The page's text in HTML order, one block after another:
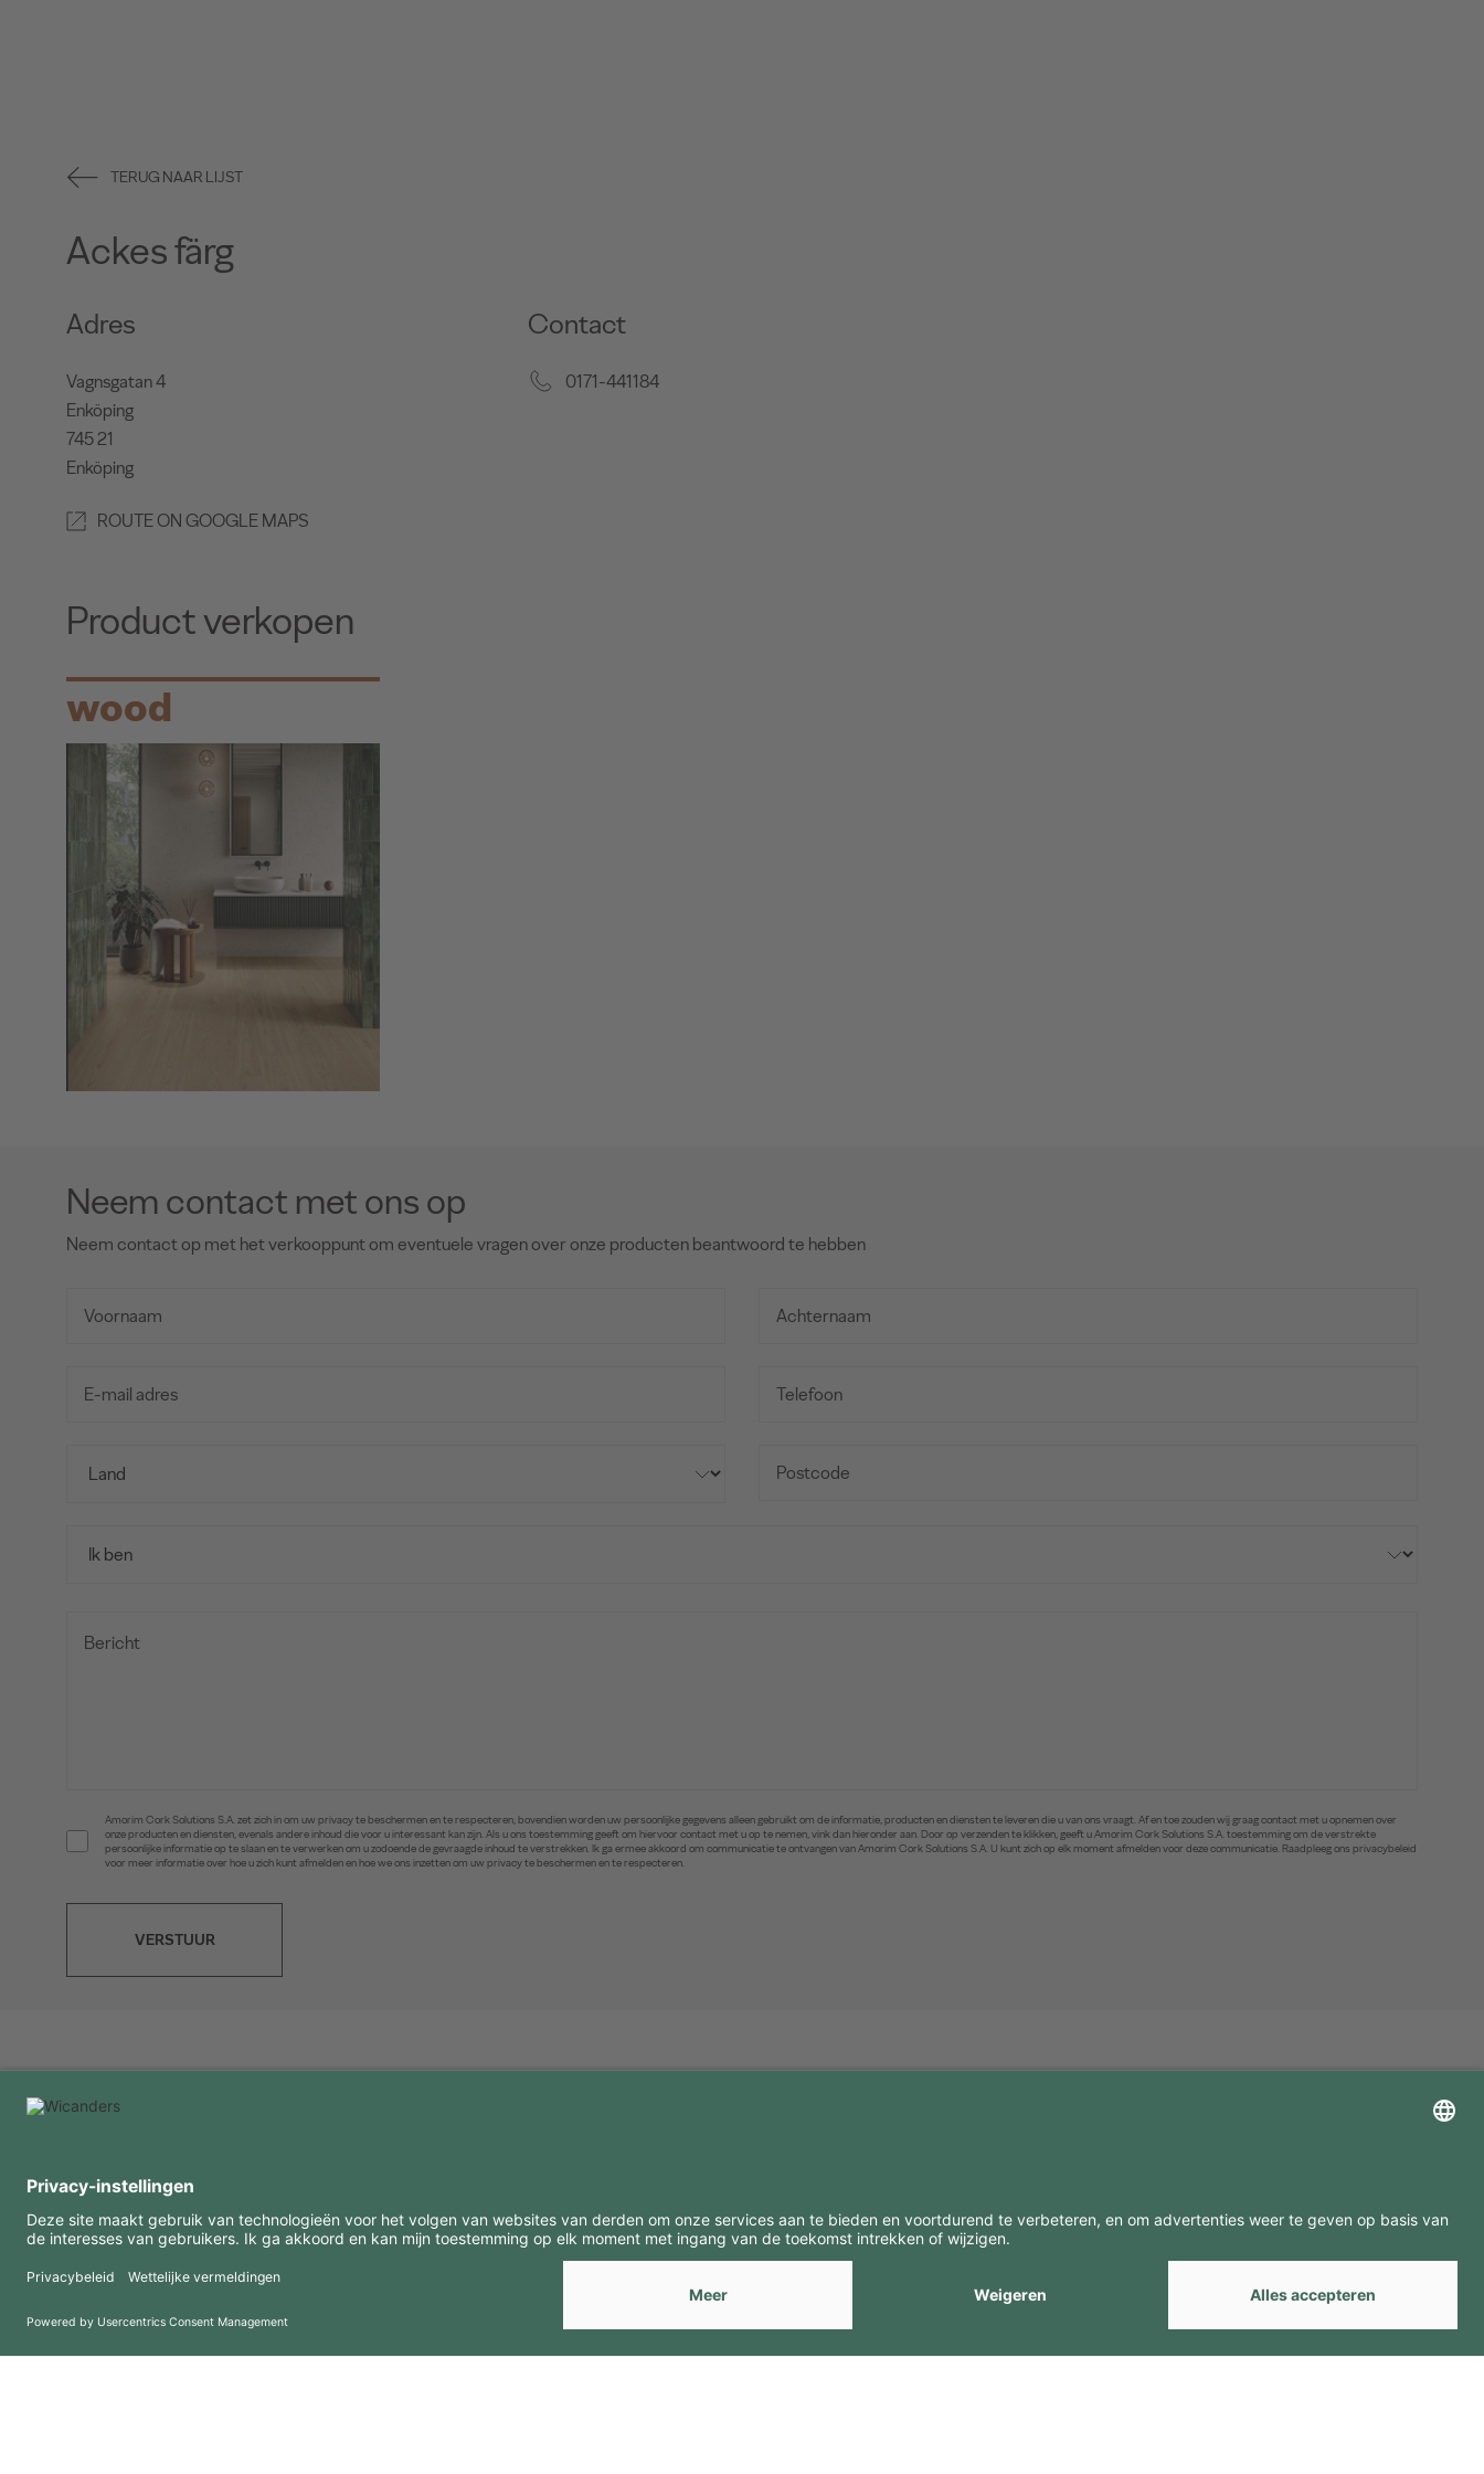
TERUG NAAR LIJST
Ackes färg
Adres
Vagnsgatan 4
Enköping
745 21
Enköping
ROUTE ON GOOGLE MAPS
Contact
0171-441184
Product verkopen
wood
Neem contact met ons op
Neem contact op met het verkooppunt om eventuele vragen over onze producten beantwoord te hebben
Amorim Cork Solutions S.A. zet zich in om uw privacy te beschermen en te respecteren, bovendien worden uw persoonlijke gegevens alleen gebruikt om de informatie, producten en diensten te leveren die u van ons vraagt. Af en toe zouden wij graag contact met u opnemen over
onze producten en diensten, evenals andere inhoud die voor u interessant kan zijn. Als u ons toestemming geeft om hiervoor contact met u op te nemen, vink dan hieronder aan. Door op verzenden te klikken, geeft u Amorim Cork Solutions S.A. toestemming om de verstrekte
persoonlijke informatie op te slaan en te verwerken om u zodoende de gevraagde inhoud te verstrekken. Ik ga ermee akkoord om communicatie te ontvangen van Amorim Cork Solutions S.A. U kunt zich op elk moment afmelden voor deze communicatie. Raadpleeg ons privacybeleid
voor meer informatie over hoe u zich kunt afmelden en hoe we ons inzetten om uw privacy te beschermen en te respecteren.
VERSTUUR
FAQ
Gebruiksvoorwaarden
Privacybeleid
Downloads
Copyright 2026 © Amorim Cork Solutions. All rights reserved. byWebcomum